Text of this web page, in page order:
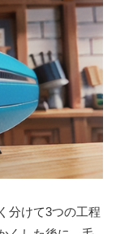
分けて3つの工程